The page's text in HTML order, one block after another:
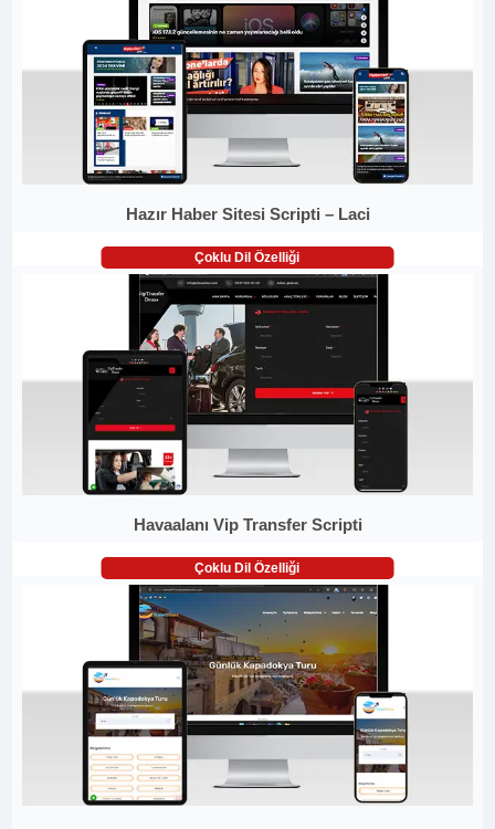
Hazır Haber Sitesi Scripti – Laci
Çoklu Dil Özelliği
Havaalanı Vip Transfer Scripti
Çoklu Dil Özelliği